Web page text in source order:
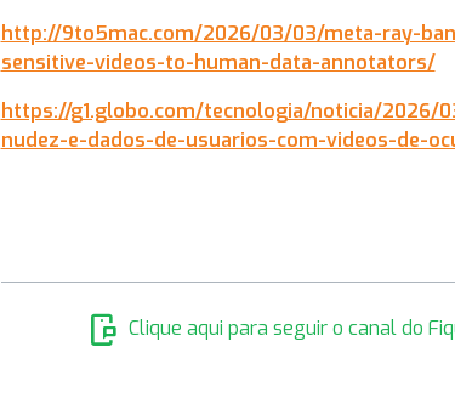
http://9to5mac.com/2026/03/03/meta-ray-
sensitive-videos-to-human-data-annotators/
https://g1.globo.com/tecnologia/noticia/2026/
nudez-e-dados-de-usuarios-com-videos-de-
mobile_chat Clique aqui para seguir o canal do